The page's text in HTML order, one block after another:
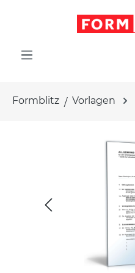
Formblitz Vorlagen